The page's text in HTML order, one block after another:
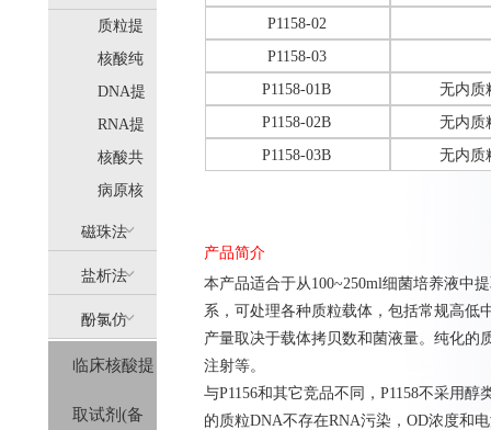
质粒提
取
核酸纯
化
DNA提
取
RNA提
取
核酸共
提
(AllPure)
病原核
酸提取
磁珠法
(MagPure)
盐析法
(SolPure)
酚氯仿
(Trizol系
列）
临床核酸提
取试剂(备
P1158-02
P1158-03
P1158-01B
无内质
P1158-02B
无内质
P1158-03B
无内质
产品简介
本产品适合于从100~250ml细菌培养液中
系，可处理各种质粒载体，包括常规高低
产量取决于载体拷贝数和菌液量。纯化的
注射等。
与P1156和其它竞品不同，P1158不采用
的质粒DNA不存在RNA污染，OD浓度和